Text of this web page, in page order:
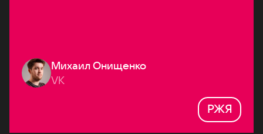
Михаил Онищенко
VK
РЖЯ